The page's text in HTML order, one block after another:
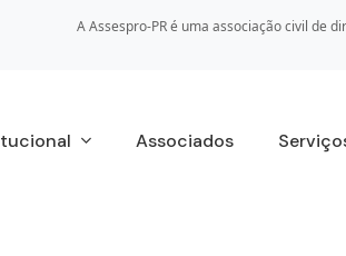
A Assespro-PR é uma associação civil de
Associados